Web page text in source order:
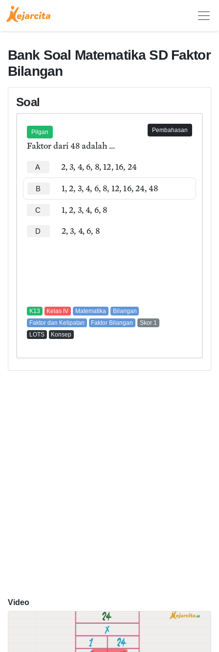
Bank Soal Matematika SD Faktor
Bilangan
Soal
Pilgan Pembahasan
Faktor dari 48 adalah ...
A 2, 3, 4, 6, 8, 12, 16, 24
B 1, 2, 3, 4, 6, 8, 12, 16, 24, 48
C 1, 2, 3, 4, 6, 8
D 2, 3, 4, 6, 8
K13 Kelas IV Matematika
Bilangan
Faktor dan Kelipatan
Faktor Bilangan
Skor 1
LOTS
Konsep
Video